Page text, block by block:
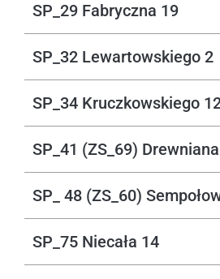
SP_29 Fabryczna 19
SP_32 Lewartowskiego 2
SP_34 Kruczkowskiego
SP_41 (ZS_69)
SP_ 48 (ZS_60)
SP_75 Niecała 14